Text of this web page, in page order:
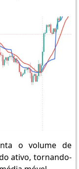
o volume de
ativo, tornando-